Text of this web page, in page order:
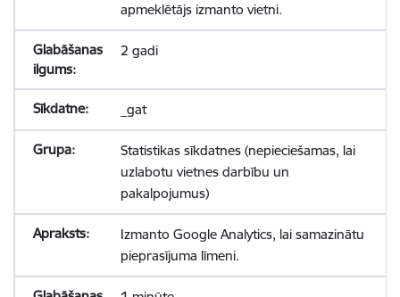
apmeklētājs izmanto vietni.
2 gadi
_gat
Statistikas sīkdatnes (nepieciešamas, lai
uzlabotu vietnes darbību un
pakalpojumus)
Izmanto Google Analytics, lai samazinātu
pieprasījuma līmeni.